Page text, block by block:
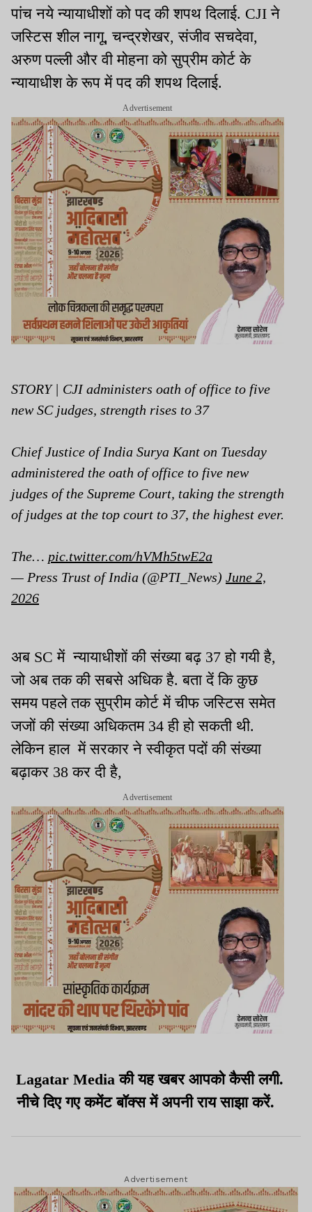
पांच नये न्यायाधीशों को पद की शपथ दिलाई. CJI ने
जस्टिस शील नागू, चन्द्रशेखर, संजीव सचदेवा,
अरुण पल्ली और वी मोहना को सुप्रीम कोर्ट के
न्यायाधीश के रूप में पद की शपथ दिलाई.
Advertisement
STORY | CJI administers oath of office to five
new SC judges, strength rises to 37
Chief Justice of India Surya Kant on Tuesday
administered the oath of office to five new
judges of the Supreme Court, taking the strength
of judges at the top court to 37, the highest ever.
The… pic.twitter.com/hVMh5twE2a
— Press Trust of India (@PTI_News) June 2,
2026
अब SC में न्यायाधीशों की संख्या बढ़ 37 हो गयी है,
जो अब तक की सबसे अधिक है. बता दें कि कुछ
समय पहले तक सुप्रीम कोर्ट में चीफ जस्टिस समेत
जजों की संख्या अधिकतम 34 ही हो सकती थी.
लेकिन हाल में सरकार ने स्वीकृत पदों की संख्या
बढ़ाकर 38 कर दी है,
Advertisement
Lagatar Media की यह खबर आपको कैसी लगी.
नीचे दिए गए कमेंट बॉक्स में अपनी राय साझा करें.
Advertisement